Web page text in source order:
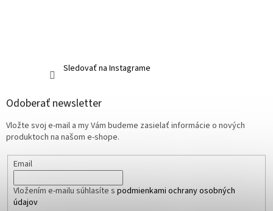
Sledovať na Instagrame
Odoberať newsletter
Vložte svoj e-mail a my Vám budeme zasielať informácie o nových
produktoch na našom e-shope.
Email
Vložením e-mailu súhlasíte s podmienkami ochrany osobných
údajov